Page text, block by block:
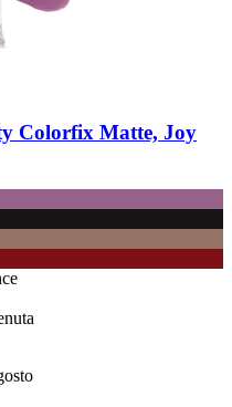
Colorfix Matte, Joy